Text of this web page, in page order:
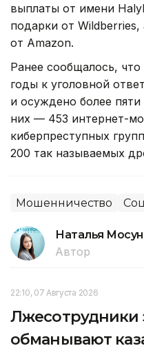
выплаты от имени
подарки от
от Amazon.
Ранее сообщалось,
годы к уголовной
и осуждено более
них — 453 интернет-
киберпреступных
200 так называемых
Мошенничество
Наталья
Автор
22:10, 07 Августа 2026
Лжесотрудники
обманывают